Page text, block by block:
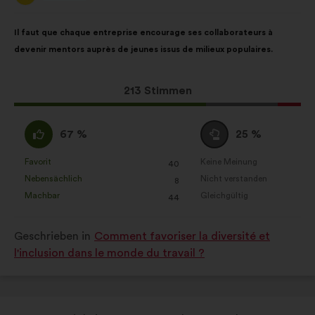
des
Vorschlags:
Il faut que chaque entreprise encourage ses collaborateurs à
devenir mentors auprès de jeunes issus de milieux populaires.
Dieser
Vorschlag
213 Stimmen
folgender
Aufteilung:
Ich
stimme
zu
:
67 %
in:
Favorit
: 40
mal
Nebensächlich
: 8
mal
Machbar
: 44
mal
Neutral
:
25 %
in:
Keine Meinung
:mal
Nicht verstanden
:mal
Gleichgültig
:mal
Geschrieben in Comment favoriser la diversité et
l'inclusion dans le monde du travail ?
sozialen Netzwerke zu verstärken.